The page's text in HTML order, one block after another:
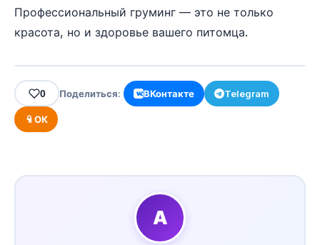
Профессиональный груминг — это не только
красота, но и здоровье вашего питомца.
0 Поделиться: ВКонтакте Telegram
ОК
А